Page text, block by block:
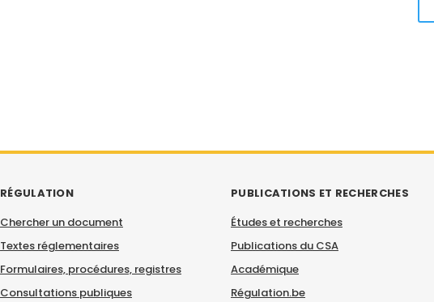
RÉGULATION
Chercher un document
Textes réglementaires
Formulaires, procédures, registres
Consultations publiques
PUBLICATIONS ET RECHERCHES
Études et recherches
Publications du CSA
Académique
Régulation.be